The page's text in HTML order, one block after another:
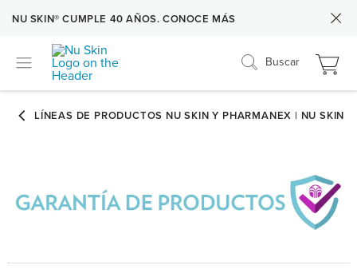
NU SKIN® CUMPLE 40 AÑOS. CONOCE MÁS
Buscar